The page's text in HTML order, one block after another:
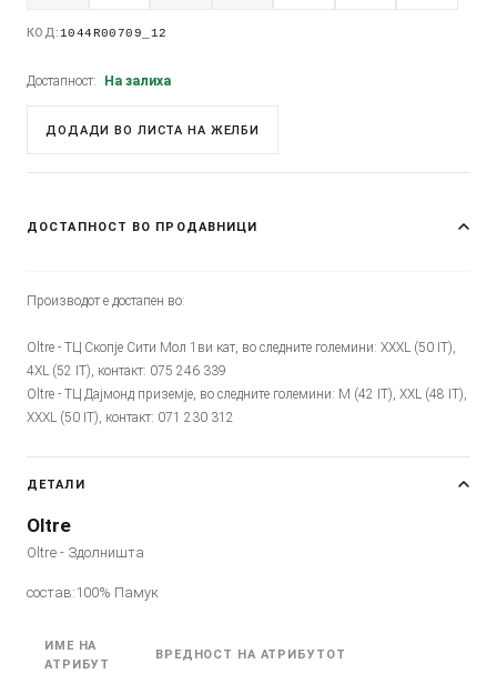
КОД:1044R00709_12
Достапност: На залиха
ДОДАДИ ВО ЛИСТА НА ЖЕЛБИ
ДОСТАПНОСТ ВО ПРОДАВНИЦИ
Производот е достапен во:
Oltre - ТЦ Скопје Сити Мол 1ви кат, во следните големини: XXXL (50 IT),
4XL (52 IT), контакт: 075 246 339
Oltre - ТЦ Дајмонд приземје, во следните големини: M (42 IT), XXL (48 IT),
XXXL (50 IT), контакт: 071 230 312
ДЕТАЛИ
Oltre
Oltre - Здолништа
состав:100% Памук
ИМЕ НА
АТРИБУТ
ВРЕДНОСТ НА АТРИБУТОТ